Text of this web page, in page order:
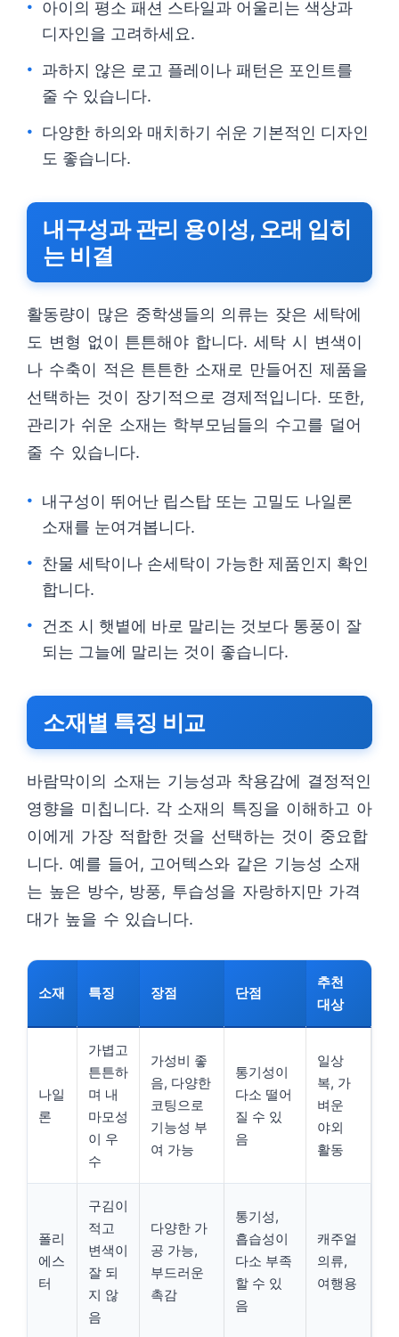
아이의 평소 패션 스타일과 어울리는 색상과
디자인을 고려하세요.
과하지 않은 로고 플레이나 패턴은 포인트를
줄 수 있습니다.
다양한 하의와 매치하기 쉬운 기본적인 디자인
도 좋습니다.
내구성과 관리 용이성, 오래 입히
는 비결
활동량이 많은 중학생들의 의류는 잦은 세탁에
도 변형 없이 튼튼해야 합니다. 세탁 시 변색이
나 수축이 적은 튼튼한 소재로 만들어진 제품을
선택하는 것이 장기적으로 경제적입니다. 또한,
관리가 쉬운 소재는 학부모님들의 수고를 덜어
줄 수 있습니다.
내구성이 뛰어난 립스탑 또는 고밀도 나일론
소재를 눈여겨봅니다.
찬물 세탁이나 손세탁이 가능한 제품인지 확인
합니다.
건조 시 햇볕에 바로 말리는 것보다 통풍이 잘
되는 그늘에 말리는 것이 좋습니다.
소재별 특징 비교
바람막이의 소재는 기능성과 착용감에 결정적인
영향을 미칩니다. 각 소재의 특징을 이해하고 아
이에게 가장 적합한 것을 선택하는 것이 중요합
니다. 예를 들어, 고어텍스와 같은 기능성 소재
는 높은 방수, 방풍, 투습성을 자랑하지만 가격
대가 높을 수 있습니다.
소재 특징 장점 단점
추천
대상
나일
론
가볍고
튼튼하
며 내
마모성
이 우
수
가성비 좋
음, 다양한
코팅으로
기능성 부
여 가능
통기성이
다소 떨어
질 수 있
음
일상
복, 가
벼운
야외
활동
폴리
에스
터
구김이
적고
변색이
잘 되
지 않
음
다양한 가
공 가능,
부드러운
촉감
통기성,
흡습성이
다소 부족
할 수 있
음
캐주얼
의류,
여행용